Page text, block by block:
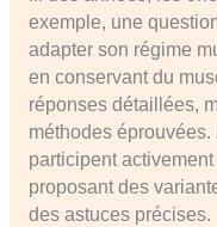
exemple, une
adapter son régime
en conservant du
réponses détaillées,
méthodes
participent
proposant des
des astuces précises.